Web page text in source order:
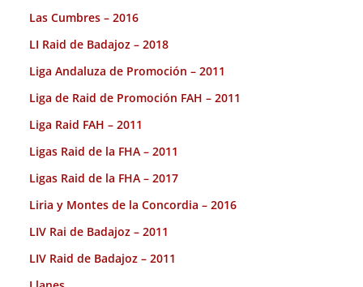
Las Cumbres – 2016
LI Raid de Badajoz – 2018
Liga Andaluza de Promoción – 2011
Liga de Raid de Promoción FAH – 2011
Liga Raid FAH – 2011
Ligas Raid de la FHA – 2011
Ligas Raid de la FHA – 2017
Liria y Montes de la Concordia – 2016
LIV Rai de Badajoz – 2011
LIV Raid de Badajoz – 2011